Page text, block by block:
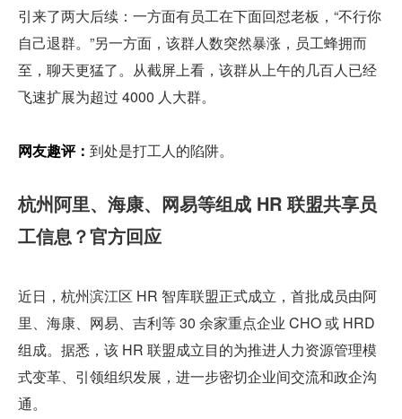
引来了两大后续：一方面有员工在下面回怼老板，“不行你
自己退群。”另一方面，该群人数突然暴涨，员工蜂拥而
至，聊天更猛了。从截屏上看，该群从上午的几百人已经
飞速扩展为超过 4000 人大群。
网友趣评： 到处是打工人的陷阱。
杭州阿里、海康、网易等组成 HR 联盟共享员
工信息？官方回应
近日，杭州滨江区 HR 智库联盟正式成立，首批成员由阿
里、海康、网易、吉利等 30 余家重点企业 CHO 或 HRD
组成。据悉，该 HR 联盟成立目的为推进人力资源管理模
式变革、引领组织发展，进一步密切企业间交流和政企沟
通。